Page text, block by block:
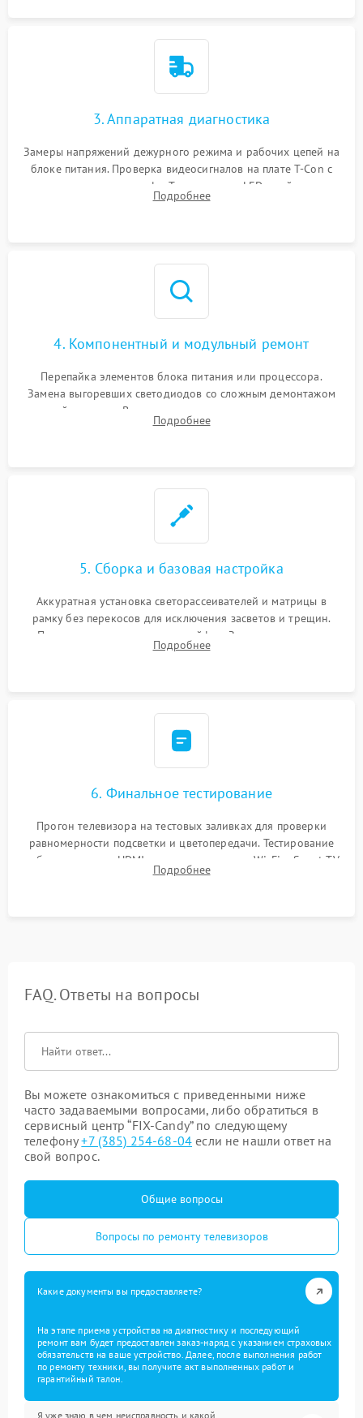
3. Аппаратная диагностика
Замеры напряжений дежурного режима и рабочих цепей на
блоке питания. Проверка видеосигналов на плате T-Con с
помощью осциллографа. Тестирование LED-драйвера и
светодиодных планок подсветки мультиметром.
Подробнее
4. Компонентный и модульный ремонт
Перепайка элементов блока питания или процессора.
Замена выгоревших светодиодов со сложным демонтажом
хрупкой матрицы. Восстановление поврежденных дорожек,
прошивка микросхем памяти EEPROM
Подробнее
5. Сборка и базовая настройка
Аккуратная установка светорассеивателей и матрицы в
рамку без перекосов для исключения засветов и трещин.
Подключение внутренних шлейфов. Закрытие корпуса.
Сброс настроек и обновление программного обеспечения.
Подробнее
6. Финальное тестирование
Прогон телевизора на тестовых заливках для проверки
равномерности подсветки и цветопередачи. Тестирование
работы разъемов HDMI, динамиков, модуля Wi-Fi и Smart TV
в рабочем режиме в течение нескольких часов.
Подробнее
FAQ. Ответы на вопросы
Вы можете ознакомиться с приведенными ниже
часто задаваемыми вопросами, либо обратиться в
сервисный центр “FIX-Candy” по следующему
телефону+7 (385) 254-68-04 если не нашли ответ на
свой вопрос.
Общие вопросы
Вопросы по ремонту телевизоров
Какие документы вы предоставляете?
На этапе приема устройства на диагностику и последующий
ремонт вам будет предоставлен заказ-наряд с указанием страховых
обязательств на ваше устройство. Далее, после выполнения работ
по ремонту техники, вы получите акт выполненных работ и
гарантийный талон.
Я уже знаю в чем неисправность и какой